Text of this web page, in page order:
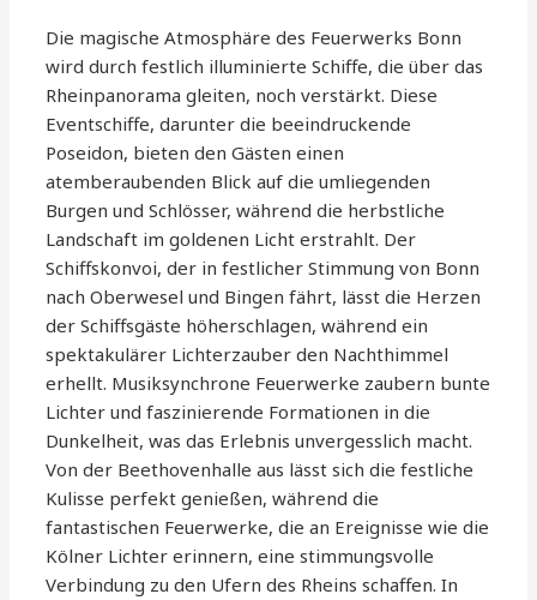
Die magische Atmosphäre des Feuerwerks Bonn
wird durch festlich illuminierte Schiffe, die über das
Rheinpanorama gleiten, noch verstärkt. Diese
Eventschiffe, darunter die beeindruckende
Poseidon, bieten den Gästen einen
atemberaubenden Blick auf die umliegenden
Burgen und Schlösser, während die herbstliche
Landschaft im goldenen Licht erstrahlt. Der
Schiffskonvoi, der in festlicher Stimmung von Bonn
nach Oberwesel und Bingen fährt, lässt die Herzen
der Schiffsgäste höherschlagen, während ein
spektakulärer Lichterzauber den Nachthimmel
erhellt. Musiksynchrone Feuerwerke zaubern bunte
Lichter und faszinierende Formationen in die
Dunkelheit, was das Erlebnis unvergesslich macht.
Von der Beethovenhalle aus lässt sich die festliche
Kulisse perfekt genießen, während die
fantastischen Feuerwerke, die an Ereignisse wie die
Kölner Lichter erinnern, eine stimmungsvolle
Verbindung zu den Ufern des Rheins schaffen. In